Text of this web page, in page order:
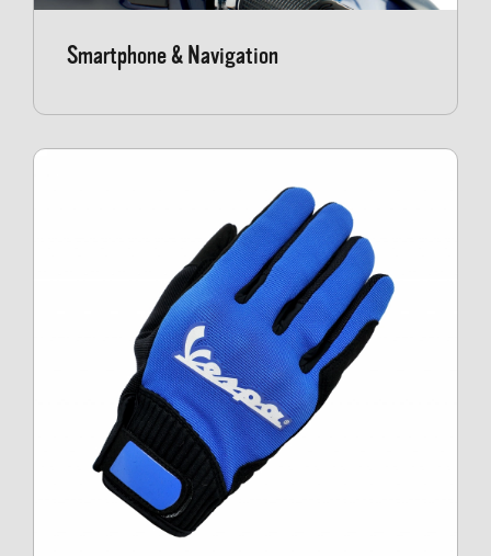
Smartphone & Navigation